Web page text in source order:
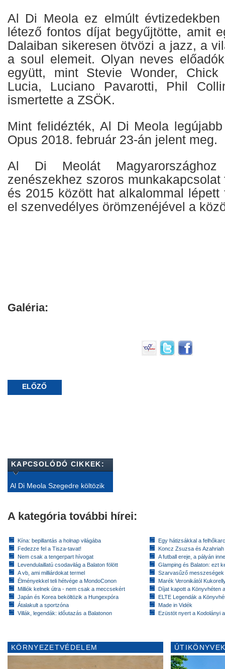
Al Di Meola ez elmúlt
létező fontos díjat begyűjtötte, amit
Dalaiban sikeresen ötvözi a jazz, a
a soul elemeit. Olyan neves
együtt, mint Stevie Wonder,
Lucia, Luciano Pavarotti, Phil
ismertette a ZSÖK.
Mint felidézték, Al Di Meola
Opus 2018. február 23-án jelent meg.
Al Di Meolát
zenészekhez szoros
és 2015 között hat alkalommal lépett
el szenvedélyes örömzenéjével a
Galéria:
ELŐZŐ
KAPCSOLÓDÓ CIKKEK:
Al Di Meola Szegedre költözik
A kategória további hírei:
Kína: bepillantás a holnap világába
Fedezze fel a Tisza-tavat!
Nem csak a tengerpart hívogat
Levendulaillatú csodavilág a Balaton fölött
A vb, ami milliárdokat termel
Élményekkel teli hétvége a MondoConon
Milliók kelnek útra - nem csak a meccsekért
Japán és Korea beköltözik a Hungexpóra
Átalakult a sportzóna
Villák, legendák: időutazás a Balatonon
Egy hátizsákkal a
Koncz Zsuzsa és
A futball ereje, a pályán
Glamping és Balaton: ezt
Szarvasűző messzeségek
Marék Veronikától
Díjat kapott a Könyvhéten
ELTE Legendák a
Made in Vidék
Ezüstöt nyert a Kodolányi
KÖRNYEZETVÉDELEM